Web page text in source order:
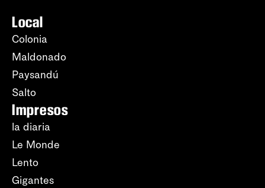
Local
Colonia
Maldonado
Paysandú
Salto
Impresos
la diaria
Le Monde
Lento
Gigantes